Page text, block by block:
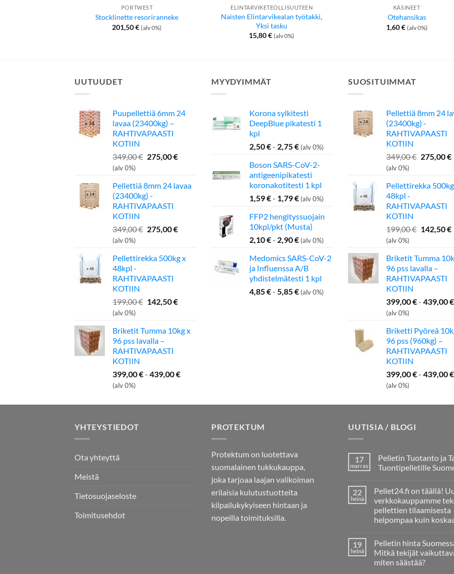
PORTWEST
Stocklinette resoriranneke
201,50€ (alv 0%)
ELINTARVIKETEOLLISUUTEEN
Naisten Elintarvikealan työtakki,
Yksi tasku
15,80€ (alv 0%)
KÄSINEET
Otehansikas
1,60€ (alv 0%)
UUTUUDET
Puupellettiä 6mm 24
lavaa (23400kg) –
RAHTIVAPAASTI
KOTIIN
349,00€ Alkuperäinen
349,00 €.
275,00€Nykyinen
275,00 €.
(alv 0%)
Pellettiä 8mm 24 lavaa
(23400kg) -
RAHTIVAPAASTI
KOTIIN
349,00€ Alkuperäinen
349,00 €.
275,00€Nykyinen
275,00 €.
(alv 0%)
Pellettirekka 500kg x
48kpl -
RAHTIVAPAASTI
KOTIIN
199,00€ Alkuperäinen
199,00 €.
142,50€Nykyinen
142,50 €.
(alv 0%)
Briketit Tumma 10kg x
96 pss lavalla –
RAHTIVAPAASTI
KOTIIN
399,00€- 439,00€
(alv 0%)
MYYDYIMMÄT
Korona sylkitesti
DeepBlue pikatesti 1
kpl
2,50€- 2,75€ (alv 0%)
Boson SARS-CoV-2-
antigeenipikatesti
koronakotitesti 1 kpl
1,59€- 1,79€ (alv 0%)
FFP2 hengityssuojain
10kpl/pkt (Musta)
2,10€- 2,90€ (alv 0%)
Medomics SARS-CoV-2
ja Influenssa A/B
yhdistelmätesti 1 kpl
4,85€- 5,85€ (alv 0%)
SUOSITUIMMAT
Pellettiä 8mm 24
(23400kg) -
RAHTIVAPAASTI
KOTIIN
349,00€
349,00 €.
275,00€
(alv 0%)
Pellettirekka
48kpl -
RAHTIVAPAASTI
KOTIIN
199,00€
199,00 €.
142,50€
(alv 0%)
Briketit Tumma
96 pss lavalla –
RAHTIVAPAASTI
KOTIIN
399,00€- 439,00€
(alv 0%)
Briketti Pyöreä
96 pss (960kg) –
RAHTIVAPAASTI
KOTIIN
399,00€- 439,00€
(alv 0%)
YHTEYSTIEDOT
Ota yhteyttä
Meistä
Tietosuojaseloste
Toimitusehdot
PROTEKTUM
Protektum on luotettava
suomalainen tukkukauppa,
joka tarjoaa laajan valikoiman
erilaisia kulutustuotteita
kilpailukykyiseen hintaan ja
nopeilla toimituksilla.
UUTISIA / BLOGI
17
marras
Pelletin Tuotanto ja
Tuontipelletille
artikkeliin
Pelletin
Tuotanto
ja
Tarve
Tuontipelletille
22
heinä
Pellet24.fi on täällä!
verkkokauppamme
pellettien tilaamisesta
helpompaa kuin
artikkeliin
Pellet24.fi
on
täällä!
19
heinä
Pelletin hinta
Mitkä tekijät
miten säästää?